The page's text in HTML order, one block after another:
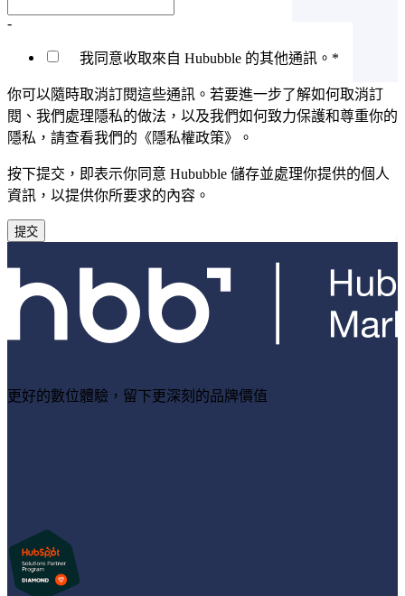
-
我同意收取來自 Hububble 的其他通訊。 *
你可以隨時取消訂閱這些通訊。若要進一步了解如何取消訂
閱、我們處理隱私的做法，以及我們如何致力保護和尊重你的
隱私，請查看我們的《隱私權政策》。
按下提交，即表示你同意 Hububble 儲存並處理你提供的個人
資訊，以提供你所要求的內容。
更好的數位體驗，留下更深刻的品牌價值